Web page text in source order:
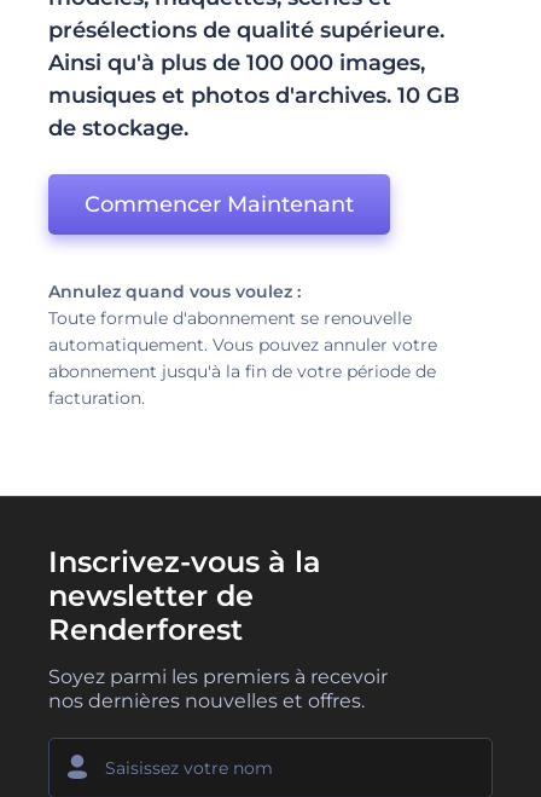
présélections de qualité supérieure.
Ainsi qu'à plus de 100 000 images,
musiques et photos d'archives. 10 GB
de stockage.
Commencer Maintenant
Annulez quand vous voulez :
Toute formule d'abonnement se renouvelle
automatiquement. Vous pouvez annuler votre
abonnement jusqu'à la fin de votre période de
facturation.
Inscrivez-vous à la
newsletter de
Renderforest
Soyez parmi les premiers à recevoir
nos dernières nouvelles et offres.